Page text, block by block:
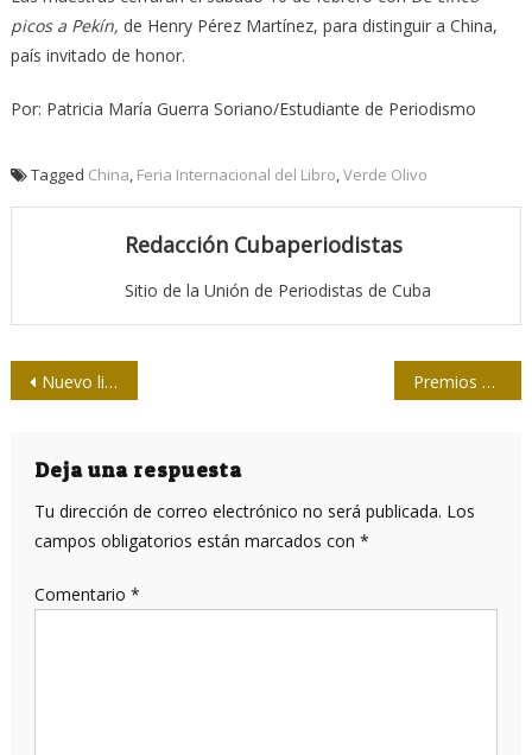
picos a Pekín, de Henry Pérez Martínez, para distinguir a China,
país invitado de honor.
Por: Patricia María Guerra Soriano/Estudiante de Periodismo
Tagged China, Feria Internacional del Libro,Verde Olivo
Redacción Cubaperiodistas
Sitio de la Unión de Periodistas de Cuba
Navegación
entradas
Nuevo libro recuerda que quien descuida las ideas, lo paga con la derrota Premios de periodismo en Artemisa
Deja una respuesta
Tu dirección de correo electrónico no será publicada. Los
campos obligatorios están marcados con *
Comentario *